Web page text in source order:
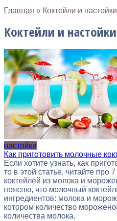
Главная » Коктейли и настойки
Коктейли и настойки
настойки
Как приготовить молочные
Если хотите узнать, как
то в этой статье, читайте про
коктейлей из молока и
поясню, что молочный
ингредиентов: молока и
котором количество
количества молока.